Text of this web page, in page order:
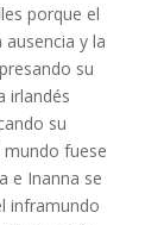
porque el
y la
su
irlandés
su
fuese
e Inanna se
inframundo